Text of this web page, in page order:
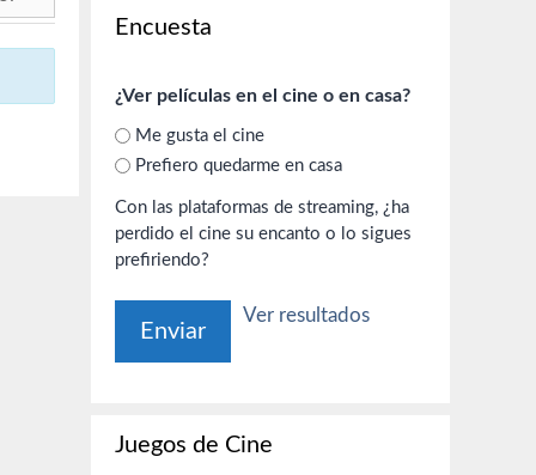
Encuesta
¿Ver películas en el cine o en casa?
Me gusta el cine
Prefiero quedarme en casa
Con las plataformas de streaming, ¿ha
perdido el cine su encanto o lo sigues
prefiriendo?
Ver resultados
Juegos de Cine